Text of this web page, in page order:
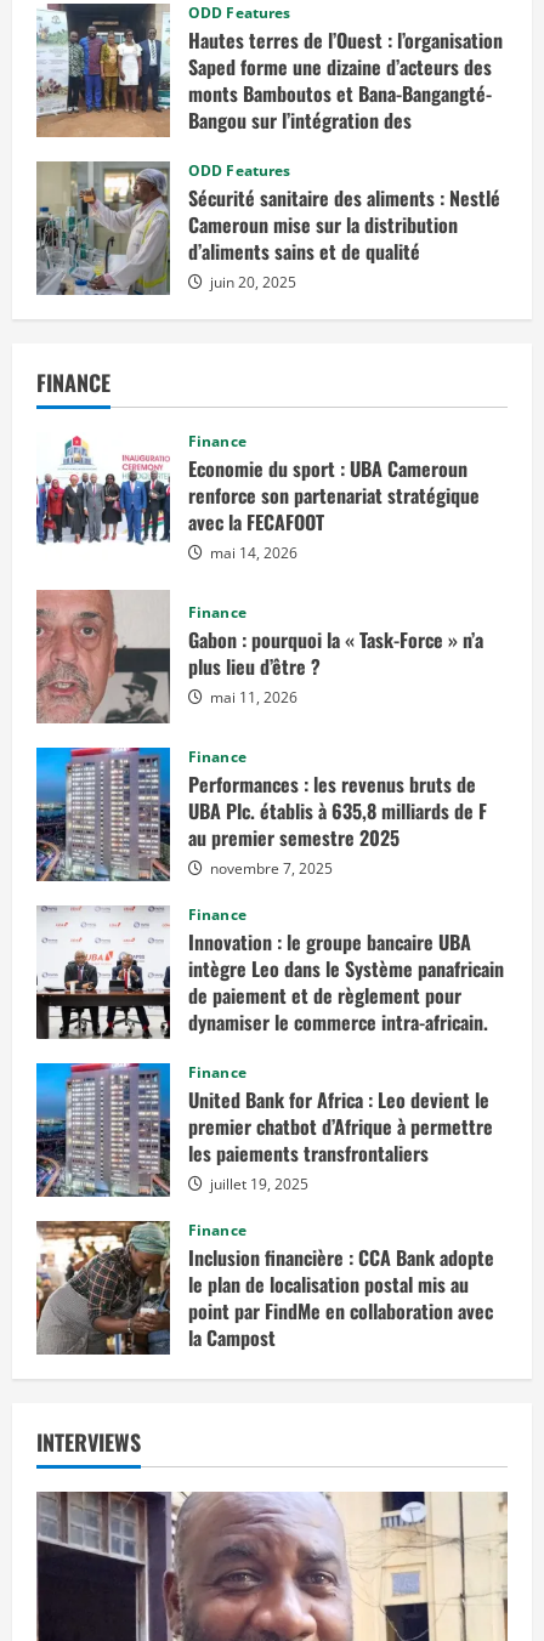
ODD Features
Hautes terres de l’Ouest : l’organisation
Saped forme une dizaine d’acteurs des
monts Bamboutos et Bana-Bangangté-
Bangou sur l’intégration des
projets de développement
juillet 23, 2025
ODD Features
Sécurité sanitaire des aliments : Nestlé
Cameroun mise sur la distribution
d’aliments sains et de qualité
juin 20, 2025
FINANCE
Finance
Economie du sport : UBA Cameroun
renforce son partenariat stratégique
avec la FECAFOOT
mai 14, 2026
Finance
Gabon : pourquoi la « Task-Force » n’a
plus lieu d’être ?
mai 11, 2026
Finance
Performances : les revenus bruts de
UBA Plc. établis à 635,8 milliards de F
au premier semestre 2025
novembre 7, 2025
Finance
Innovation : le groupe bancaire UBA
intègre Leo dans le Système panafricain
de paiement et de règlement pour
dynamiser le commerce intra-africain.
Finance
United Bank for Africa : Leo devient le
premier chatbot d’Afrique à permettre
les paiements transfrontaliers
juillet 19, 2025
Finance
Inclusion financière : CCA Bank adopte
le plan de localisation postal mis au
point par FindMe en collaboration avec
la Campost
INTERVIEWS